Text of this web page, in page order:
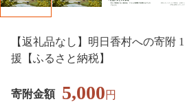
【返礼品なし】明日香村への寄附
援【ふるさと納税】
寄附金額 5,000円